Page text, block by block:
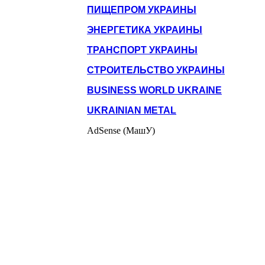
ПИЩЕПРОМ УКРАИНЫ
ЭНЕРГЕТИКА УКРАИНЫ
ТРАНСПОРТ УКРАИНЫ
СТРОИТЕЛЬСТВО УКРАИНЫ
BUSINESS WORLD UKRAINE
UKRAINIAN METAL
AdSense (МашУ)